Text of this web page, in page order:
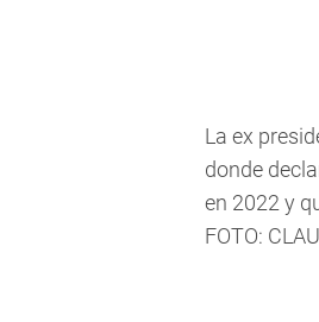
La ex
donde
en 2022 y
FOTO: